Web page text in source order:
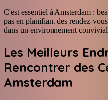
C'est essentiel à Amsterdam :
pas en planifiant des rendez-
dans un environnement
Les Meilleurs
Rencontrer des
Amsterdam